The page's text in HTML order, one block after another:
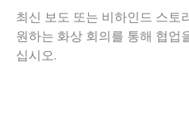
최신 보도 또는 비하인드 스토
원하는 화상 회의를 통해 협업
십시오.